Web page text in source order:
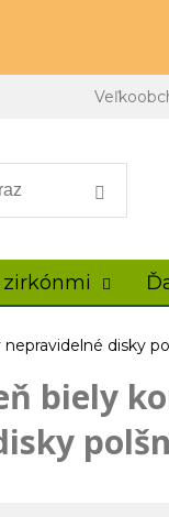
disky
biely